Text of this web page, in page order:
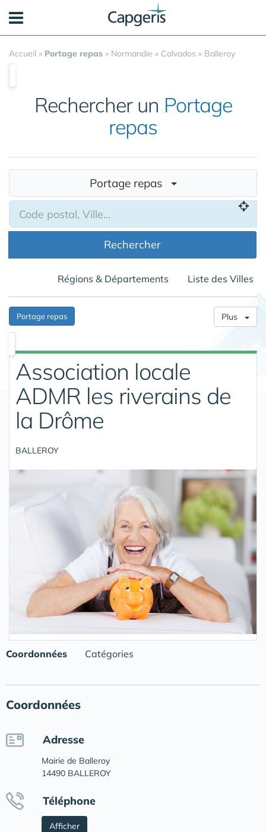
Accueil » Portage repas » Normandie » Calvados » Balleroy
Rechercher un Portage
repas
Portage repas
Rechercher
Régions & Départements Liste des Villes
Portage repas Plus
Association locale
ADMR les riverains de
la Drôme
BALLEROY
Coordonnées Catégories
Coordonnées
Adresse
Mairie de Balleroy
14490 BALLEROY
Téléphone
Afficher